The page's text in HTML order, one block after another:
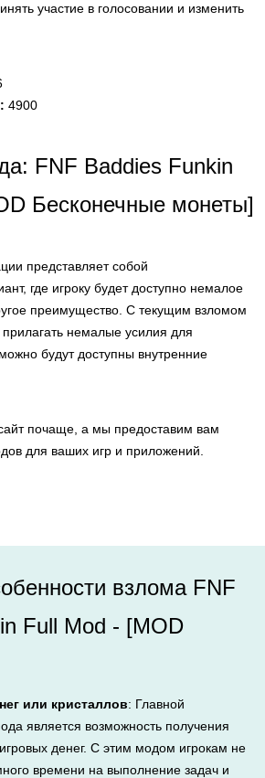
участие в голосовании и изменить
4900
FNF Baddies Funkin
Бесконечные монеты]
представляет собой
где игроку будет доступно немалое
преимущество. С текущим взломом
прилагать немалые усилия для
будут доступны внутренние
почаще, а мы предоставим вам
для ваших игр и приложений.
взлома FNF
Full Mod - [MOD
или кристаллов: Главной
является возможность получения
денег. С этим модом игрокам не
времени на выполнение задач и